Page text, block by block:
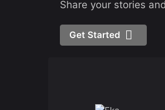
Share your stories
Get Started